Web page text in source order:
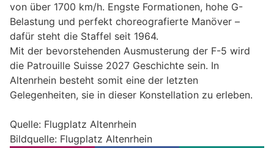
von über 1700 km/h. Engste Formationen, hohe G-
Belastung und perfekt choreografierte Manöver –
dafür steht die Staffel seit 1964.
Mit der bevorstehenden Ausmusterung der F-5 wird
die Patrouille Suisse 2027 Geschichte sein. In
Altenrhein besteht somit eine der letzten
Gelegenheiten, sie in dieser Konstellation zu erleben.
Quelle: Flugplatz Altenrhein
Bildquelle: Flugplatz Altenrhein